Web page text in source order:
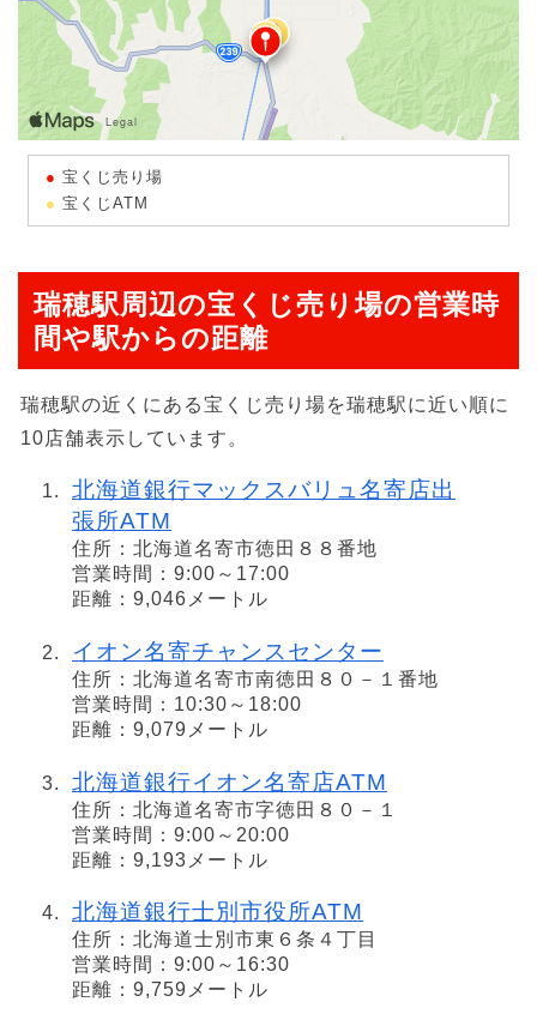
宝くじ売り場
宝くじATM
瑞穂駅周辺の宝くじ売り場の営業時
間や駅からの距離
瑞穂駅の近くにある宝くじ売り場を瑞穂駅に近い順に
10店舗表示しています。
北海道銀行マックスバリュ名寄店出
張所ATM
住所：北海道名寄市徳田８８番地
営業時間：9:00～17:00
距離：9,046メートル
イオン名寄チャンスセンター
住所：北海道名寄市南徳田８０－１番地
営業時間：10:30～18:00
距離：9,079メートル
北海道銀行イオン名寄店ATM
住所：北海道名寄市字徳田８０－１
営業時間：9:00～20:00
距離：9,193メートル
北海道銀行士別市役所ATM
住所：北海道士別市東６条４丁目
営業時間：9:00～16:30
距離：9,759メートル